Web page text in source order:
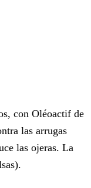
con Oléoactif de
las arrugas
las ojeras. La